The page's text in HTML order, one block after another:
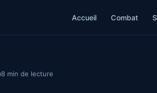
Accueil Combat
8 min de lecture